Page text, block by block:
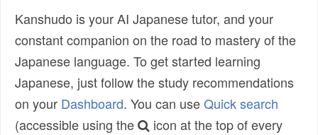
Kanshudo is your AI Japanese tutor, and your
constant companion on the road to mastery of the
Japanese language. To get started learning
Japanese, just follow the study recommendations
on your Dashboard. You can useQuick search
(accessible using the
icon at the top of every